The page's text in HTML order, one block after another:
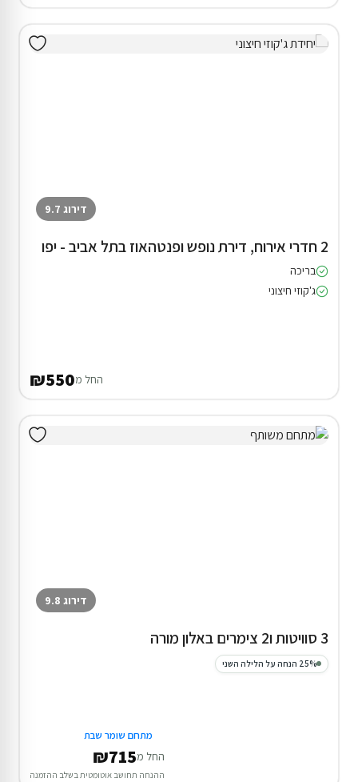
דירוג 9.7
2 חדרי אירוח, דירת נופש ופנטהאוז בתל אביב - יפו
בריכה
ג'קוזי חיצוני
החל מ₪550
דירוג 9.8
3 סוויטות ו2 צימרים באלון מורה
25% הנחה על הלילה השני
מתחם שומר שבת
החל מ₪715
ההנחה תחושב אוטומטית בשלב ההזמנה